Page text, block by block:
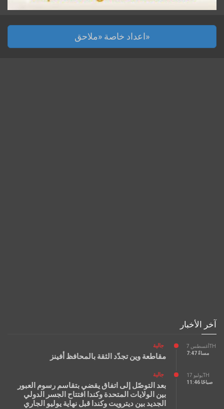
اعداد خاصة «ملاحق»
آخر الأخبار
أغسطس 7TH
7:47 مساءً
جالية
مقاطعة وين تجدّد الثقة بالمحافظ أفينز
يوليو 17TH
11:46 صباحًا
جالية
بعد التوصّل إلى اتفاق يقضي بتقاسم رسوم العبور
بين الولايات المتحدة وكندا افتتاح الجسر الدولي
الجديد بين ديترويت وكندا قبل نهاية يوليو الجاري